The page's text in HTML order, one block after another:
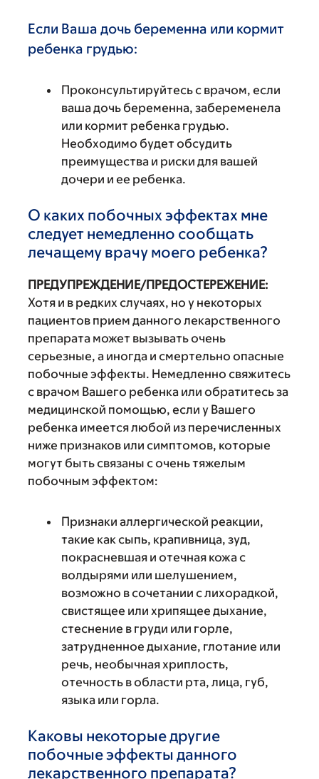
Если Ваша дочь беременна или кормит
ребенка грудью:
Проконсультируйтесь с врачом, если
ваша дочь беременна, забеременела
или кормит ребенка грудью.
Необходимо будет обсудить
преимущества и риски для вашей
дочери и ее ребенка.
О каких побочных эффектах мне
следует немедленно сообщать
лечащему врачу моего ребенка?
ПРЕДУПРЕЖДЕНИЕ/ПРЕДОСТЕРЕЖЕНИЕ:
Хотя и в редких случаях, но у некоторых
пациентов прием данного лекарственного
препарата может вызывать очень
серьезные, а иногда и смертельно опасные
побочные эффекты. Немедленно свяжитесь
с врачом Вашего ребенка или обратитесь за
медицинской помощью, если у Вашего
ребенка имеется любой из перечисленных
ниже признаков или симптомов, которые
могут быть связаны с очень тяжелым
побочным эффектом:
Признаки аллергической реакции,
такие как сыпь, крапивница, зуд,
покрасневшая и отечная кожа с
волдырями или шелушением,
возможно в сочетании с лихорадкой,
свистящее или хрипящее дыхание,
стеснение в груди или горле,
затрудненное дыхание, глотание или
речь, необычная хриплость,
отечность в области рта, лица, губ,
языка или горла.
Каковы некоторые другие
побочные эффекты данного
лекарственного препарата?